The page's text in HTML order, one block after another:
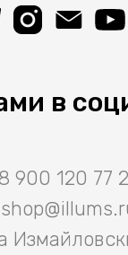
в
900 120 77